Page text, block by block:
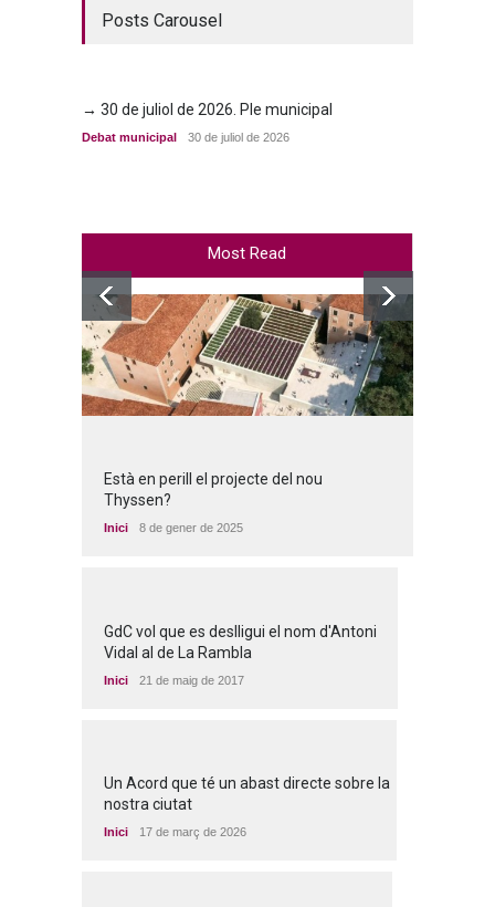
Posts Carousel
→ 30 de juliol de 2026. Ple municipal
Debat municipal 30 de juliol de 2026
Most Read
Està en perill el projecte del nou
Thyssen?
Inici 8 de gener de 2025
GdC vol que es deslligui el nom d'Antoni
Vidal al de La Rambla
Inici 21 de maig de 2017
Un Acord que té un abast directe sobre la
nostra ciutat
Inici 17 de març de 2026